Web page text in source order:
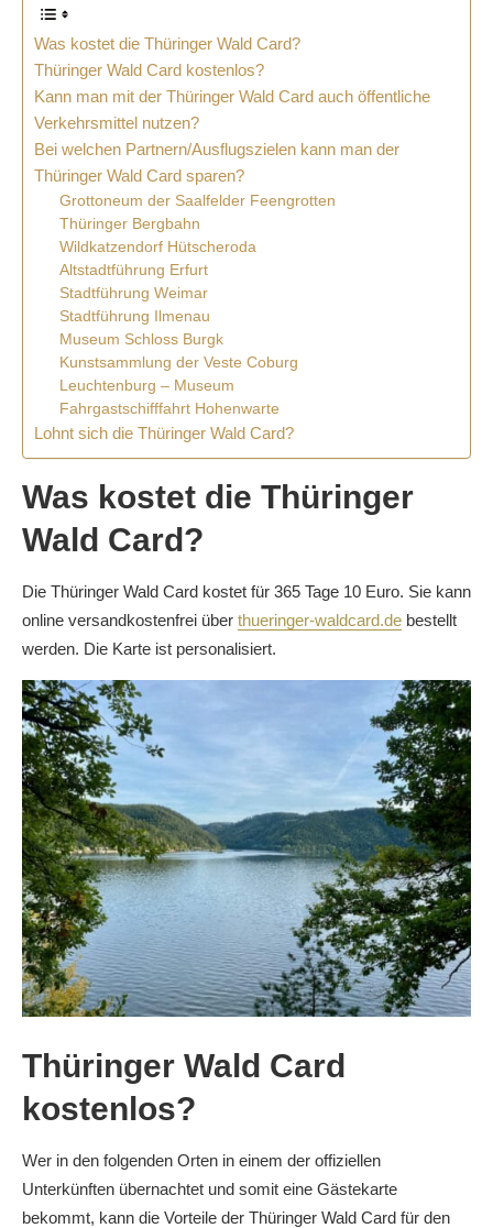
Was kostet die Thüringer Wald Card?
Thüringer Wald Card kostenlos?
Kann man mit der Thüringer Wald Card auch öffentliche
Verkehrsmittel nutzen?
Bei welchen Partnern/Ausflugszielen kann man der
Thüringer Wald Card sparen?
Grottoneum der Saalfelder Feengrotten
Thüringer Bergbahn
Wildkatzendorf Hütscheroda
Altstadtführung Erfurt
Stadtführung Weimar
Stadtführung Ilmenau
Museum Schloss Burgk
Kunstsammlung der Veste Coburg
Leuchtenburg – Museum
Fahrgastschifffahrt Hohenwarte
Lohnt sich die Thüringer Wald Card?
Was kostet die Thüringer
Wald Card?
Die Thüringer Wald Card kostet für 365 Tage 10 Euro. Sie kann
online versandkostenfrei über thueringer-waldcard.de bestellt
werden. Die Karte ist personalisiert.
Thüringer Wald Card
kostenlos?
Wer in den folgenden Orten in einem der offiziellen
Unterkünften übernachtet und somit eine Gästekarte
bekommt, kann die Vorteile der Thüringer Wald Card für den